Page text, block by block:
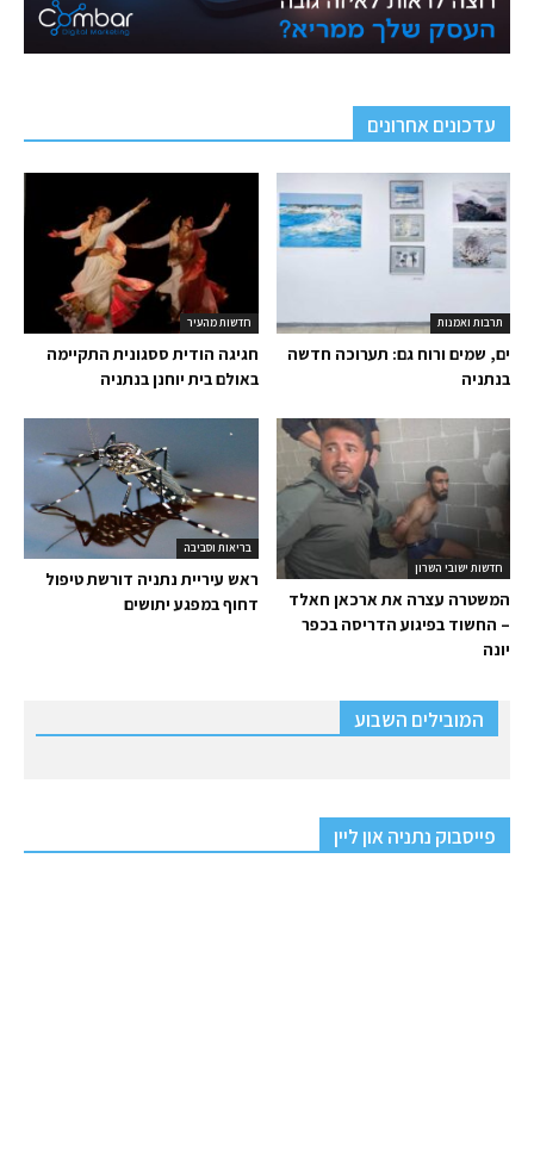
עדכונים אחרונים
חדשות מהעיר
חגיגה הודית ססגונית התקיימה
באולם בית יוחנן בנתניה
תרבות ואמנות
ים, שמים ורוח גם: תערוכה חדשה
בנתניה
בריאות וסביבה
ראש עיריית נתניה דורשת טיפול
דחוף במפגע יתושים
חדשות ישובי השרון
המשטרה עצרה את ארכאן חאלד
– החשוד בפיגוע הדריסה בכפר
יונה
המובילים השבוע
פייסבוק נתניה און ליין